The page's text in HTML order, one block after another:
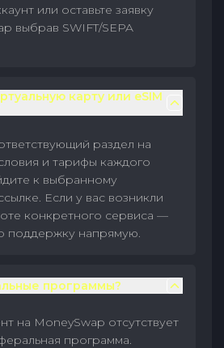
или оставьте заявку
выбрав SWIFT/SEPA
карту или eSIM
раздел на
и тарифы каждого
к выбранному
Если у вас возникли
конкретного сервиса —
поддержку напрямую.
программы?
на MoneySwap отсутствует
программа.